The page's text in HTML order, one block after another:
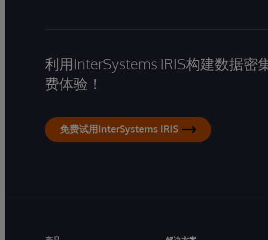
利用InterSystems IRIS构建数据密
费体验！
免费试用InterSystems IRIS